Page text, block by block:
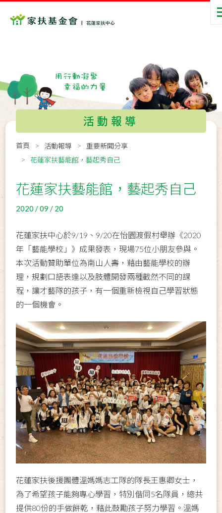
活動報導
首頁 活動報導
重要新聞分享
花蓮家扶藝能館，藝起秀自己
花蓮家扶藝能館，藝起秀自己
2020 / 09 / 20
花蓮家扶中心於9/19、9/20在怡園渡假村舉辦《2020
年「藝能學校」》成果發表，現場75位小朋友參與。
本次活動贊助單位為南山人壽，藉由藝能學校的辦
理，規劃口語表達以及肢體開發兩種截然不同的課
程，讓才藝隊的孩子，有一個重新檢視自己學習狀態
的一個機會。
花蓮家扶後援團體溫媽媽志工隊的隊長王惠卿女士，
為了希望孩子能夠專心學習，特別偕同5名隊員，總共
提供80份的手做餅乾，藉此鼓勵孩子努力學習。溫媽